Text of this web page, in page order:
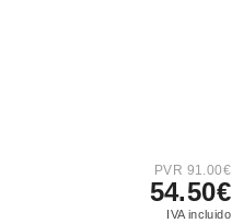
PVR 91.00€
54.50€
IVA incluido